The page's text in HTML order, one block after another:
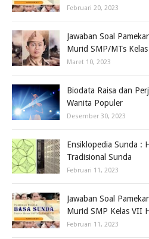
Februari 20, 2023
Jawaban Soal
Murid SMP/MTs
Maret 10, 2023
Biodata Raisa dan
Wanita Populer
Desember 30, 2023
Ensiklopedia Sunda :
Tradisional Sunda
Februari 11, 2023
Jawaban Soal
Murid SMP Kelas VII
Februari 11, 2023